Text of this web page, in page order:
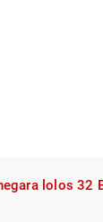
lolos 32